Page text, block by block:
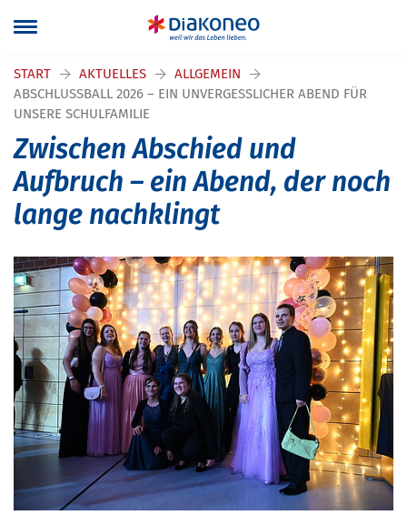
START AKTUELLES
ALLGEMEIN
ABSCHLUSSBALL 2026 – EIN UNVERGESSLICHER ABEND FÜR
UNSERE SCHULFAMILIE
Zwischen Abschied und
Aufbruch – ein Abend, der noch
lange nachklingt